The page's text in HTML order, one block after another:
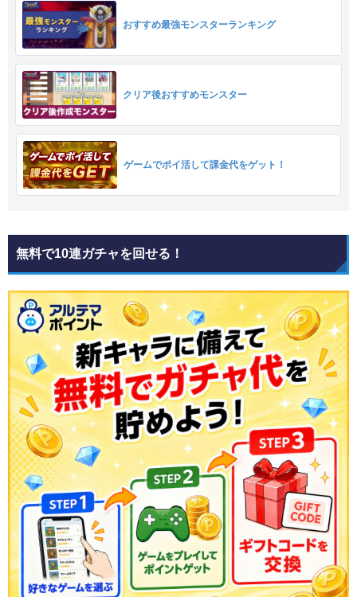
おすすめ最強モンスターランキング
クリア後おすすめモンスター
ゲームでポイ活して課金代をゲット！
無料で10連ガチャを回せる！